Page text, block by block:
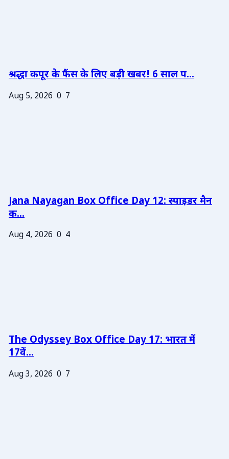
श्रद्धा कपूर के फैंस के लिए बड़ी खबर! 6 साल प...
Aug 5, 2026 0 7
Jana Nayagan Box Office Day 12: स्पाइडर मैन
क...
Aug 4, 2026 0 4
The Odyssey Box Office Day 17: भारत में
17वें...
Aug 3, 2026 0 7